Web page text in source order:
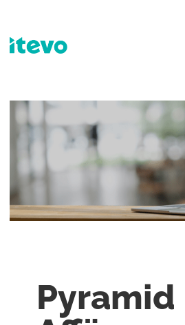
Pyramid